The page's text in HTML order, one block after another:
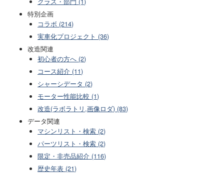
特別企画
コラボ (214)
実車化プロジェクト (36)
改造関連
初心者の方へ (2)
コース紹介 (11)
シャーシデータ (2)
モーター性能比較 (1)
改造(ラボラトリ,画像ロダ) (83)
データ関連
マシンリスト・検索 (2)
パーツリスト・検索 (2)
限定・非売品紹介 (116)
歴史年表 (21)